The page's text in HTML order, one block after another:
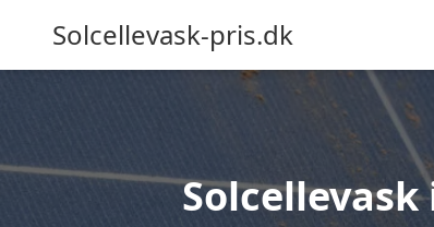
Solcellevask-pris.dk